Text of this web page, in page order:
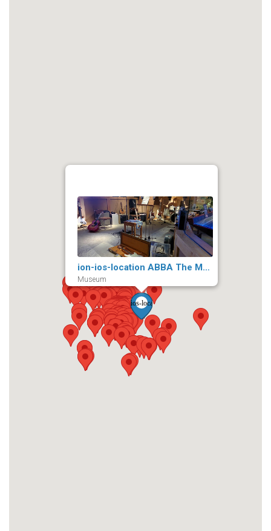
ion-ios-location ABBA The Museum
Museum